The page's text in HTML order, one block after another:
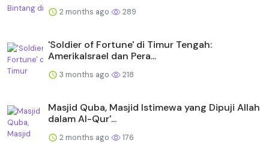
2 months ago 289
'Soldier of Fortune' di Timur Tengah:
AmerikaIsrael dan Pera...
3 months ago 218
Masjid Quba, Masjid Istimewa yang Dipuji Allah
dalam Al-Qur'...
2 months ago 176